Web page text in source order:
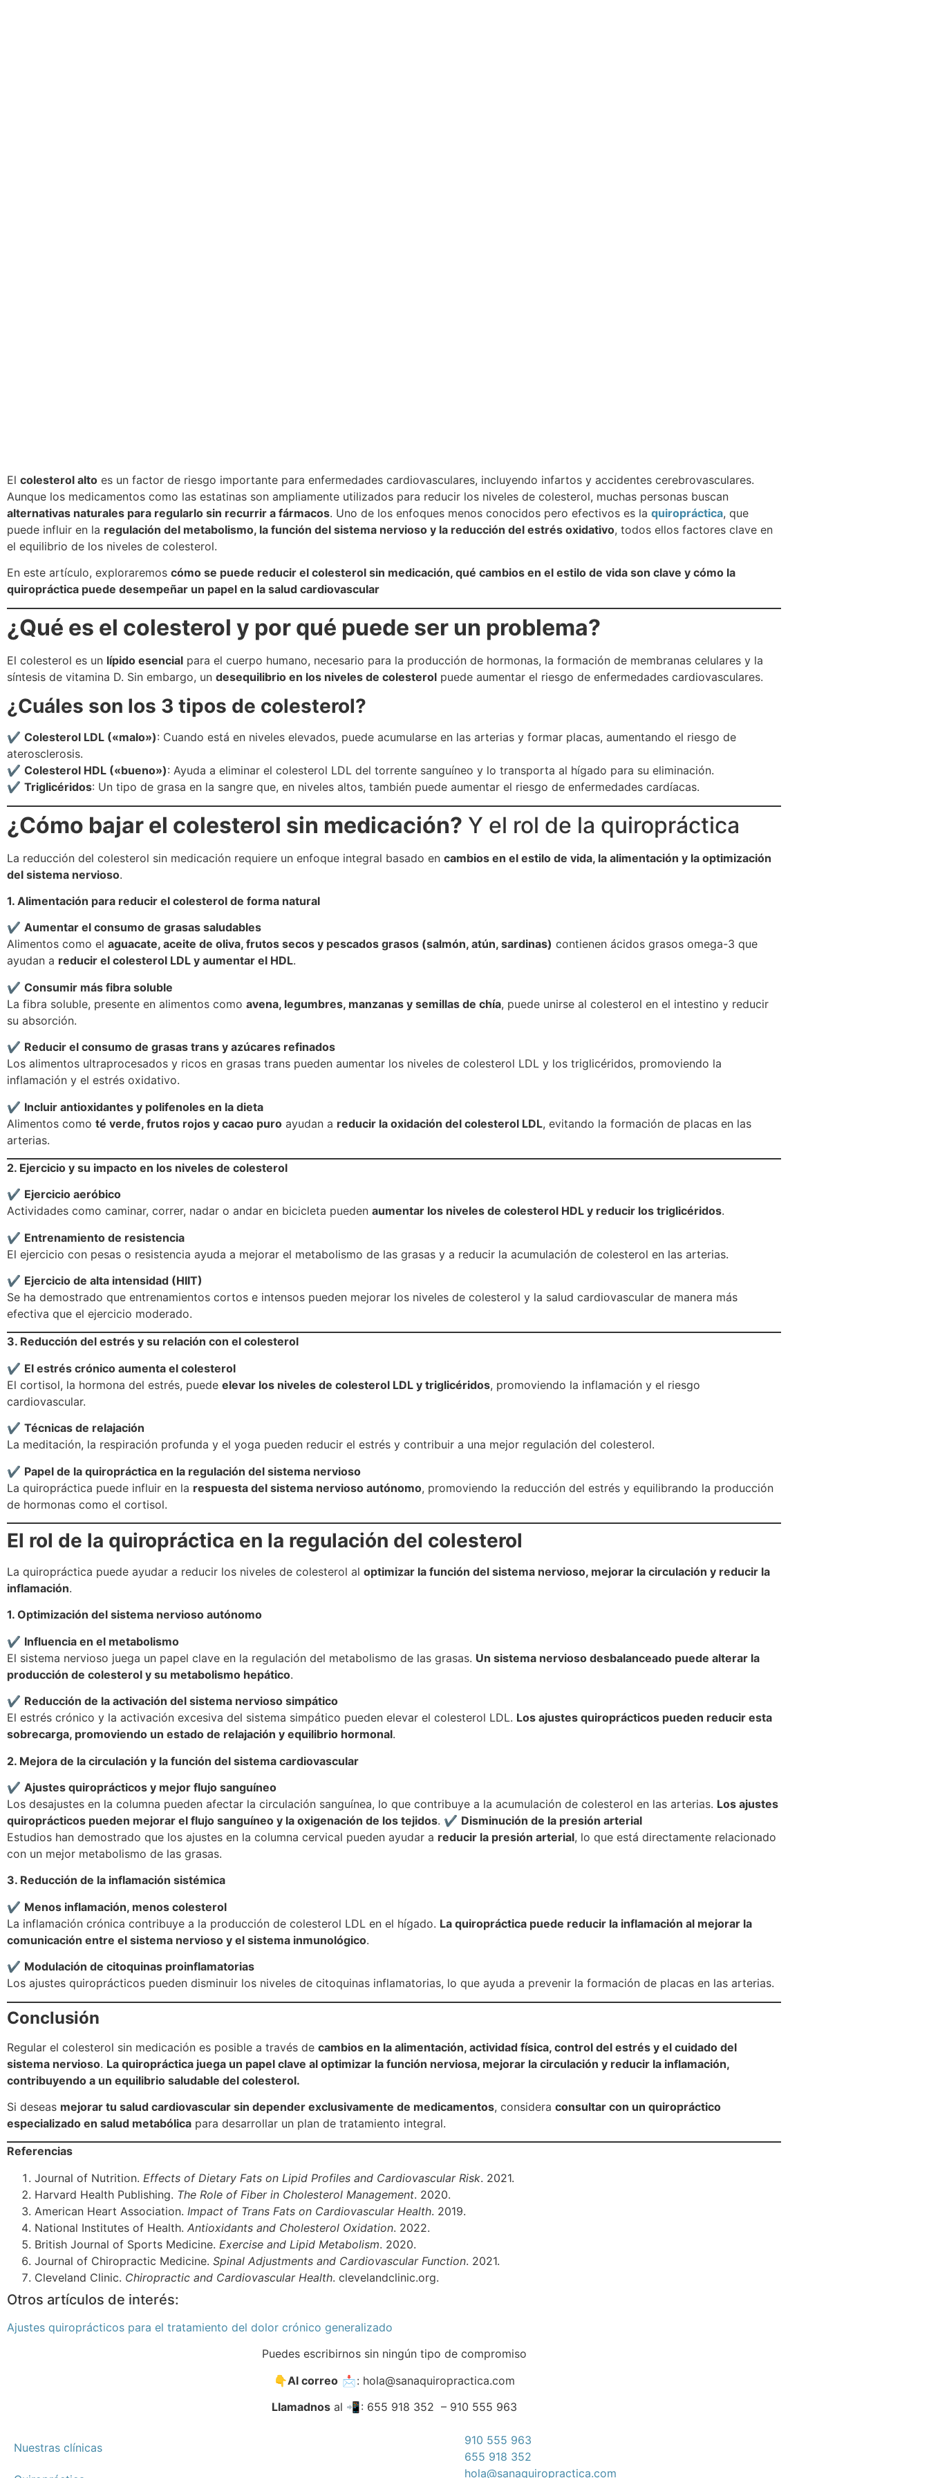
El colesterol alto es un factor de riesgo importante para enfermedades cardiovasculares, incluyendo infartos y accidentes cerebrovasculares.
Aunque los medicamentos como las estatinas son ampliamente utilizados para reducir los niveles de colesterol, muchas personas buscan
alternativas naturales para regularlo sin recurrir a fármacos. Uno de los enfoques menos conocidos pero efectivos es la quiropráctica, que
puede influir en la regulación del metabolismo, la función del sistema nervioso y la reducción del estrés oxidativo, todos ellos factores clave en
el equilibrio de los niveles de colesterol.
En este artículo, exploraremos cómo se puede reducir el colesterol sin medicación, qué cambios en el estilo de vida son clave y cómo la
quiropráctica puede desempeñar un papel en la salud cardiovascular
¿Qué es el colesterol y por qué puede ser un problema?
El colesterol es un lípido esencial para el cuerpo humano, necesario para la producción de hormonas, la formación de membranas celulares y la
síntesis de vitamina D. Sin embargo, un desequilibrio en los niveles de colesterol puede aumentar el riesgo de enfermedades cardiovasculares.
¿Cuáles son los 3 tipos de colesterol?
✔ Colesterol LDL («malo»): Cuando está en niveles elevados, puede acumularse en las arterias y formar placas, aumentando el riesgo de
aterosclerosis.
✔ Colesterol HDL («bueno»): Ayuda a eliminar el colesterol LDL del torrente sanguíneo y lo transporta al hígado para su eliminación.
✔ Triglicéridos: Un tipo de grasa en la sangre que, en niveles altos, también puede aumentar el riesgo de enfermedades cardíacas.
¿Cómo bajar el colesterol sin medicación? Y el rol de la quiropráctica
La reducción del colesterol sin medicación requiere un enfoque integral basado en cambios en el estilo de vida, la alimentación y la optimización
del sistema nervioso.
1. Alimentación para reducir el colesterol de forma natural
✔ Aumentar el consumo de grasas saludables
Alimentos como el aguacate, aceite de oliva, frutos secos y pescados grasos (salmón, atún, sardinas) contienen ácidos grasos omega-3 que
ayudan a reducir el colesterol LDL y aumentar el HDL.
✔ Consumir más fibra soluble
La fibra soluble, presente en alimentos como avena, legumbres, manzanas y semillas de chía, puede unirse al colesterol en el intestino y reducir
su absorción.
✔ Reducir el consumo de grasas trans y azúcares refinados
Los alimentos ultraprocesados y ricos en grasas trans pueden aumentar los niveles de colesterol LDL y los triglicéridos, promoviendo la
inflamación y el estrés oxidativo.
✔ Incluir antioxidantes y polifenoles en la dieta
Alimentos como té verde, frutos rojos y cacao puro ayudan a reducir la oxidación del colesterol LDL, evitando la formación de placas en las
arterias.
2. Ejercicio y su impacto en los niveles de colesterol
✔ Ejercicio aeróbico
Actividades como caminar, correr, nadar o andar en bicicleta pueden aumentar los niveles de colesterol HDL y reducir los triglicéridos.
✔ Entrenamiento de resistencia
El ejercicio con pesas o resistencia ayuda a mejorar el metabolismo de las grasas y a reducir la acumulación de colesterol en las arterias.
✔ Ejercicio de alta intensidad (HIIT)
Se ha demostrado que entrenamientos cortos e intensos pueden mejorar los niveles de colesterol y la salud cardiovascular de manera más
efectiva que el ejercicio moderado.
3. Reducción del estrés y su relación con el colesterol
✔ El estrés crónico aumenta el colesterol
El cortisol, la hormona del estrés, puede elevar los niveles de colesterol LDL y triglicéridos, promoviendo la inflamación y el riesgo
cardiovascular.
✔ Técnicas de relajación
La meditación, la respiración profunda y el yoga pueden reducir el estrés y contribuir a una mejor regulación del colesterol.
✔ Papel de la quiropráctica en la regulación del sistema nervioso
La quiropráctica puede influir en la respuesta del sistema nervioso autónomo, promoviendo la reducción del estrés y equilibrando la producción
de hormonas como el cortisol.
El rol de la quiropráctica en la regulación del colesterol
La quiropráctica puede ayudar a reducir los niveles de colesterol al optimizar la función del sistema nervioso, mejorar la circulación y reducir la
inflamación.
1. Optimización del sistema nervioso autónomo
✔ Influencia en el metabolismo
El sistema nervioso juega un papel clave en la regulación del metabolismo de las grasas. Un sistema nervioso desbalanceado puede alterar la
producción de colesterol y su metabolismo hepático.
✔ Reducción de la activación del sistema nervioso simpático
El estrés crónico y la activación excesiva del sistema simpático pueden elevar el colesterol LDL. Los ajustes quiroprácticos pueden reducir esta
sobrecarga, promoviendo un estado de relajación y equilibrio hormonal.
2. Mejora de la circulación y la función del sistema cardiovascular
✔ Ajustes quiroprácticos y mejor flujo sanguíneo
Los desajustes en la columna pueden afectar la circulación sanguínea, lo que contribuye a la acumulación de colesterol en las arterias. Los ajustes
quiroprácticos pueden mejorar el flujo sanguíneo y la oxigenación de los tejidos. ✔ Disminución de la presión arterial
Estudios han demostrado que los ajustes en la columna cervical pueden ayudar a reducir la presión arterial, lo que está directamente relacionado
con un mejor metabolismo de las grasas.
3. Reducción de la inflamación sistémica
✔ Menos inflamación, menos colesterol
La inflamación crónica contribuye a la producción de colesterol LDL en el hígado. La quiropráctica puede reducir la inflamación al mejorar la
comunicación entre el sistema nervioso y el sistema inmunológico.
✔ Modulación de citoquinas proinflamatorias
Los ajustes quiroprácticos pueden disminuir los niveles de citoquinas inflamatorias, lo que ayuda a prevenir la formación de placas en las arterias.
Conclusión
Regular el colesterol sin medicación es posible a través de cambios en la alimentación, actividad física, control del estrés y el cuidado del
sistema nervioso. La quiropráctica juega un papel clave al optimizar la función nerviosa, mejorar la circulación y reducir la inflamación,
contribuyendo a un equilibrio saludable del colesterol.
Si deseas mejorar tu salud cardiovascular sin depender exclusivamente de medicamentos, considera consultar con un quiropráctico
especializado en salud metabólica para desarrollar un plan de tratamiento integral.
Referencias
Journal of Nutrition. Effects of Dietary Fats on Lipid Profiles and Cardiovascular Risk. 2021.
Harvard Health Publishing. The Role of Fiber in Cholesterol Management. 2020.
American Heart Association. Impact of Trans Fats on Cardiovascular Health. 2019.
National Institutes of Health. Antioxidants and Cholesterol Oxidation. 2022.
British Journal of Sports Medicine. Exercise and Lipid Metabolism. 2020.
Journal of Chiropractic Medicine. Spinal Adjustments and Cardiovascular Function. 2021.
Cleveland Clinic. Chiropractic and Cardiovascular Health. clevelandclinic.org.
Otros artículos de interés:
Ajustes quiroprácticos para el tratamiento del dolor crónico generalizado
Puedes escribirnos sin ningún tipo de compromiso
👇Al correo📩 : hola@sanaquiropractica.com
Llamadnosal 📲 : 655 918 352 – 910 555 963
Nuestras clínicas
910 555 963
655 918 352
hola@sanaquiropractica.com